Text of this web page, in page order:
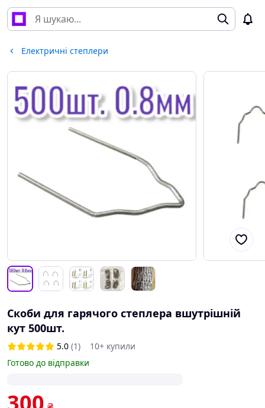
Електричні степлери
Скоби для гарячого степлера вшутрішній
кут 500шт.
5.0 (1)
10+ купили
Готово до відправки